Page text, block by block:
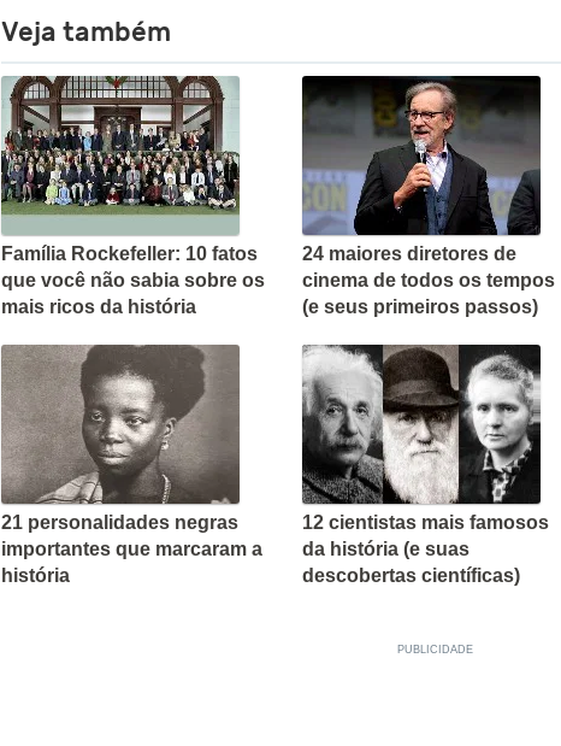
Veja também
Família Rockefeller: 10 fatos
que você não sabia sobre os
mais ricos da história
24 maiores diretores de
cinema de todos os tempos
(e seus primeiros passos)
21 personalidades negras
importantes que marcaram a
história
12 cientistas mais famosos
da história (e suas
descobertas científicas)